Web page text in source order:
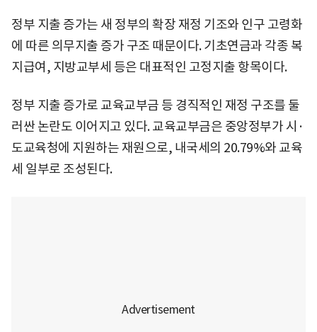
정부 지출 증가는 새 정부의 확장 재정 기조와 인구 고령화
에 따른 의무지출 증가 구조 때문이다. 기초연금과 각종 복
지급여, 지방교부세 등은 대표적인 고정지출 항목이다.
정부 지출 증가로 교육교부금 등 경직적인 재정 구조를 둘
러싼 논란도 이어지고 있다. 교육교부금은 중앙정부가 시·
도교육청에 지원하는 재원으로, 내국세의 20.79%와 교육
세 일부로 조성된다.